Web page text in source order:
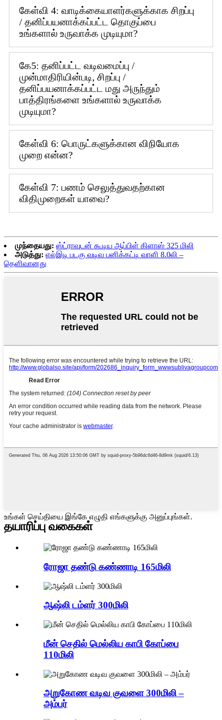
கேள்வி 4: வாடிக்கையாளர்களுக்காக சிறப்பு
/ தனிப்பயனாக்கப்பட்ட தொகுப்பை
உங்களால் உருவாக்க முடியுமா?
கே5: தனிப்பட்ட வடிவமைப்பு /
முன்மாதிரியின்படி, சிறப்பு /
தனிப்பயனாக்கப்பட்ட மது அருந்தும்
பாத்திரங்களை உங்களால் உருவாக்க
முடியுமா?
கேள்வி 6: பொருட்களுக்கான விநியோக
முறை என்ன?
கேள்வி 7: பணம் செலுத்துவதற்கான
விதிமுறைகள் யாவை?
முந்தையது: ஸ்ட்ராவுடன் கூடிய ஆப்பிள் கிளாஸ் 325 மிலி
அடுத்து: எல்இடி படகு வடிவ பனிக்கட்டி வாளி 8.0லி –
தெளிவானது
உங்கள் செய்தியை இங்கே எழுதி எங்களுக்கு அனுப்புங்கள்.
தயாரிப்பு வகைகள்
ரோஜா தண்டு கண்ணாடி 165மிலி
ஆஷ்லி டம்ளர் 300மிலி
மீன் செதில் மெல்லிய காபி கோப்பை
110மிலி
அறுகோண வடிவ குவளை 300மிலி –
அம்பர்